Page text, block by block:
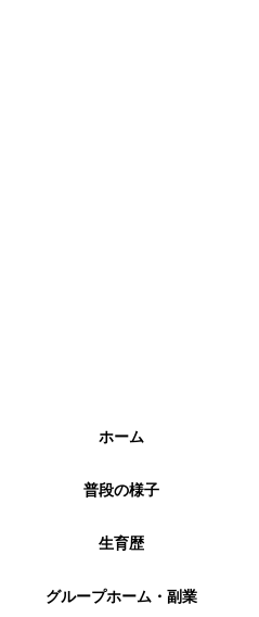
ホーム
普段の様子
生育歴
グループホーム・副業